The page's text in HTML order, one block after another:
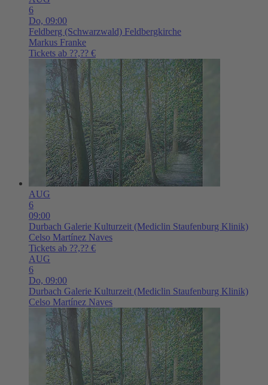
6
Do, 09:00
Feldberg (Schwarzwald) Feldbergkirche
Markus Franke
Tickets ab ??,?? €
AUG
6
09:00
Durbach Galerie Kulturzeit (Mediclin Staufenburg Klinik)
Celso Martínez Naves
Tickets ab ??,?? €
AUG
6
Do, 09:00
Durbach Galerie Kulturzeit (Mediclin Staufenburg Klinik)
Celso Martínez Naves